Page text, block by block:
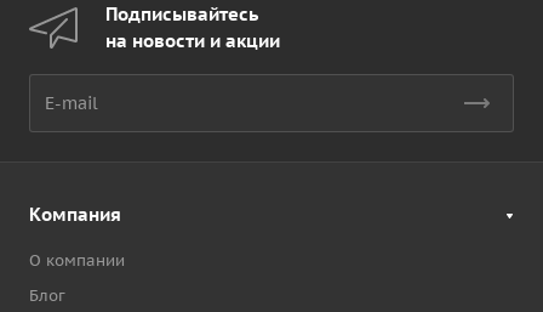
Подписывайтесь
на новости и акции
Компания
О компании
Блог